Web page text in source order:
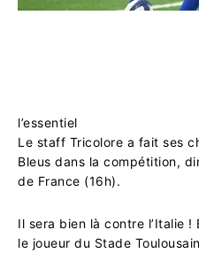
l’essentiel
Le staff Tricolore a fait ses
Bleus dans la compétition,
de France (16h).
Il sera bien là contre l’Italie !
le joueur du Stade